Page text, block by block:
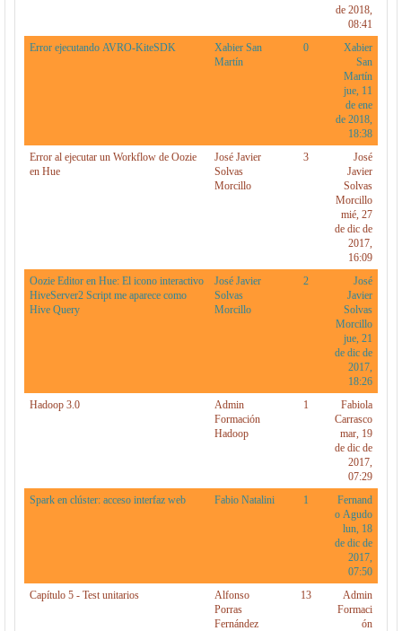
de 2018,
08:41
Error ejecutando AVRO-KiteSDK
Xabier San
Martín
0
Xabier
San
Martín
jue, 11
de ene
de 2018,
18:38
Error al ejecutar un Workflow de Oozie
en Hue
José Javier
Solvas
Morcillo
3
José
Javier
Solvas
Morcillo
mié, 27
de dic de
2017,
16:09
Oozie Editor en Hue: El icono interactivo
HiveServer2 Script me aparece como
Hive Query
José Javier
Solvas
Morcillo
2
José
Javier
Solvas
Morcillo
jue, 21
de dic de
2017,
18:26
Hadoop 3.0
Admin
Formación
Hadoop
1
Fabiola
Carrasco
mar, 19
de dic de
2017,
07:29
Spark en clúster: acceso interfaz web
Fabio Natalini 1
Fernand
o Agudo
lun, 18
de dic de
2017,
07:50
Capítulo 5 - Test unitarios
Alfonso
Porras
Fernández
13
Admin
Formaci
ón